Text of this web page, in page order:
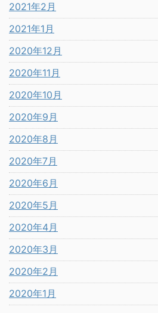
2021年2月
2021年1月
2020年12月
2020年11月
2020年10月
2020年9月
2020年8月
2020年7月
2020年6月
2020年5月
2020年4月
2020年3月
2020年2月
2020年1月